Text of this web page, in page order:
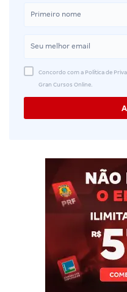
Concordo com a Política de
Gran Cursos Online.